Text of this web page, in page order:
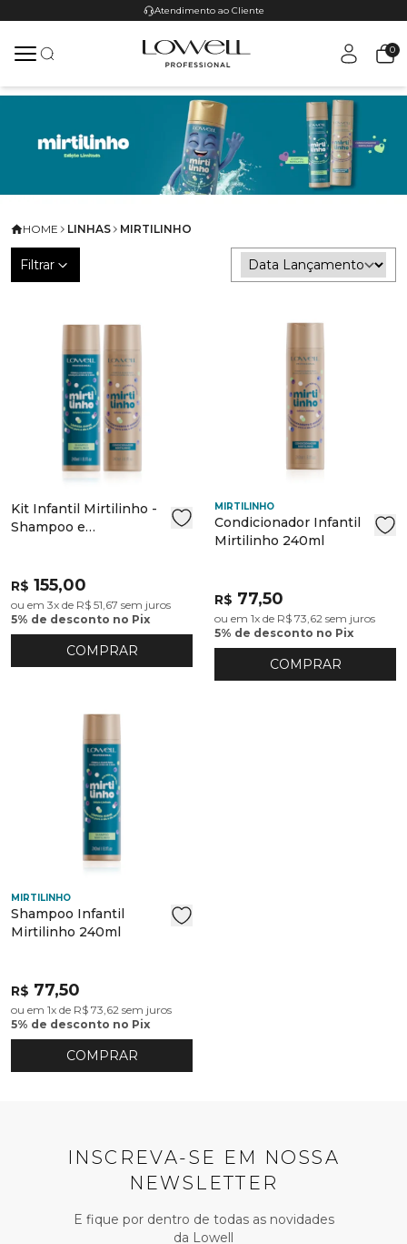
Atendimento ao Cliente
0
HOME LINHAS MIRTILINHO
Filtrar
Kit Infantil Mirtilinho -
Shampoo e
R$ 155,00
ou em 3x de R$ 51,67 sem juros
5% de desconto no Pix
COMPRAR
MIRTILINHO
Condicionador Infantil
Mirtilinho 240ml
R$ 77,50
ou em 1x de R$ 73,62 sem juros
5% de desconto no Pix
COMPRAR
MIRTILINHO
Shampoo Infantil
Mirtilinho 240ml
R$ 77,50
ou em 1x de R$ 73,62 sem juros
5% de desconto no Pix
COMPRAR
INSCREVA-SE EM NOSSA
NEWSLETTER
E fique por dentro de todas as novidades
da Lowell